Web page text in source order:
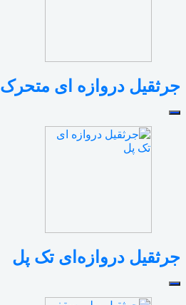
جرثقیل دروازه ای متحرک
جرثقیل دروازه‌ای تک پل